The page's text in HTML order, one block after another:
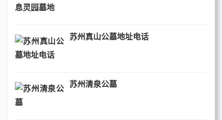
苏州真山公墓地址电话
苏州清泉公墓